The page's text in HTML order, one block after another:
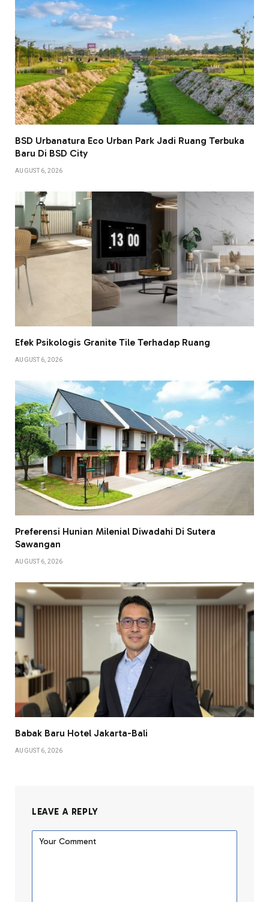
BSD Urbanatura Eco Urban Park Jadi Ruang Terbuka
Baru Di BSD City
AUGUST 6, 2026
Efek Psikologis Granite Tile Terhadap Ruang
AUGUST 6, 2026
Preferensi Hunian Milenial Diwadahi Di Sutera
Sawangan
AUGUST 6, 2026
Babak Baru Hotel Jakarta-Bali
AUGUST 6, 2026
LEAVE A REPLY